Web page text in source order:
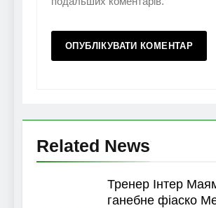
Related News
Тренер Інтер
ганебне фіаско